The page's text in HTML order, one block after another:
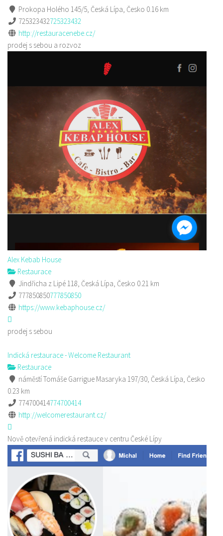
Prokopa Holého 145/5, Česká Lípa, Česko 0.16 km
725323432725323432
http://restauracenebe.cz/
prodej s sebou a rozvoz
Alex Kebab House
Restaurace
Jindřicha z Lipé 118, Česká Lípa, Česko 0.21 km
777850850777850850
https://www.kebaphouse.cz/
prodej s sebou
Indická restaurace - Welcome Restaurant
Restaurace
náměstí Tomáše Garrigue Masaryka 197/30, Česká Lípa, Česko
0.23 km
774700414774700414
http://welcomerestaurant.cz/
Nově otevřená indická restauce v centru České Lípy